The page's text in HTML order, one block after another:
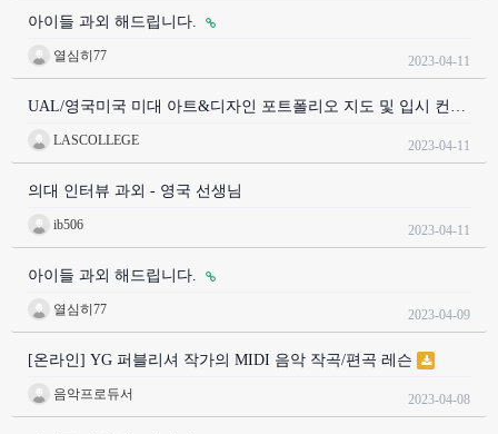
아이들 과외 해드립니다.
열심히77 2023-04-11
UAL/영국미국 미대 아트&디자인 포트폴리오 지도 및 입시 컨…
LASCOLLEGE 2023-04-11
의대 인터뷰 과외 - 영국 선생님
ib506 2023-04-11
아이들 과외 해드립니다.
열심히77 2023-04-09
[온라인] YG 퍼블리셔 작가의 MIDI 음악 작곡/편곡 레슨
음악프로듀서 2023-04-08